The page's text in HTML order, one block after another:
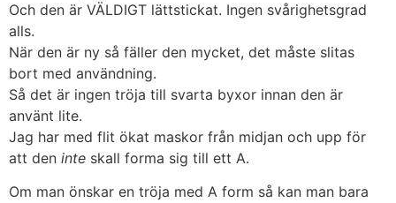
Och den är VÄLDIGT lättstickat. Ingen svårighetsgrad
alls.
När den är ny så fäller den mycket, det måste slitas
bort med användning.
Så det är ingen tröja till svarta byxor innan den är
använt lite.
Jag har med flit ökat maskor från midjan och upp för
att den inte skall forma sig till ett A.
Om man önskar en tröja med A form så kan man bara